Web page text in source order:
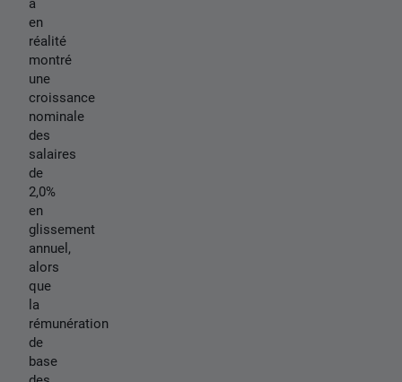
en
réalité
montré
une
croissance
nominale
des
salaires
de
2,0%
en
glissement
annuel,
alors
que
la
rémunération
de
base